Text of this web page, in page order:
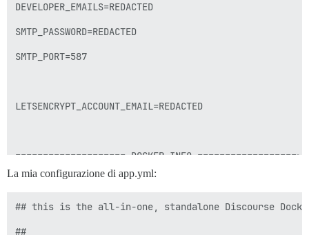
DEVELOPER_EMAILS=REDACTED
SMTP_PASSWORD=REDACTED
SMTP_PORT=587
LETSENCRYPT_ACCOUNT_EMAIL=REDACTED
==================== DOCKER INFO ====================
DOCKER VERSION: Docker version 29.0.2, build 8108357
DOCKER PROCESSES (docker ps -a)
La mia configurazione di app.yml:
## this is the all-in-one, standalone Discourse
##